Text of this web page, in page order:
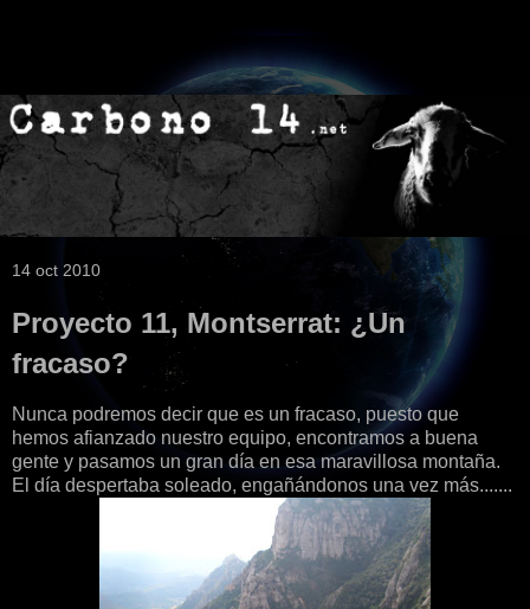
14 oct 2010
Proyecto 11, Montserrat: ¿Un
fracaso?
Nunca podremos decir que es un fracaso, puesto que
hemos afianzado nuestro equipo, encontramos a buena
gente y pasamos un gran día en esa maravillosa montaña.
El día despertaba soleado, engañándonos una vez más.......